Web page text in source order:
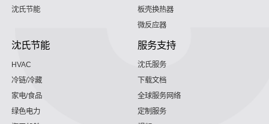
沈氏节能
板壳换热器
微反应器
沈氏节能
HVAC
冷链/冷藏
家电/食品
绿色电力
服务支持
沈氏服务
下载文档
全球服务网络
定制服务